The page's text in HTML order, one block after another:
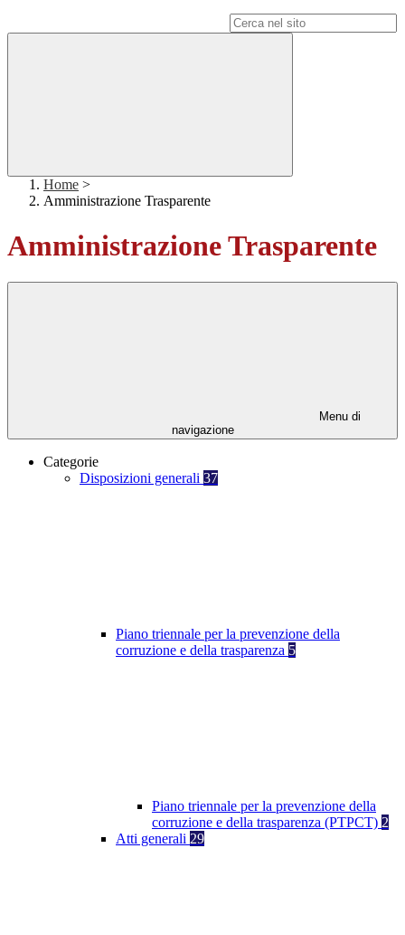
Home >
Amministrazione Trasparente
Amministrazione Trasparente
Menu di
navigazione
Categorie
Disposizioni generali 37
Piano triennale per la prevenzione della
corruzione e della trasparenza 5
Piano triennale per la prevenzione della
corruzione e della trasparenza (PTPCT) 2
Atti generali 29